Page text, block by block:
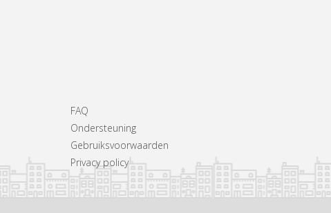
FAQ
Ondersteuning
Gebruiksvoorwaarden
Privacy policy